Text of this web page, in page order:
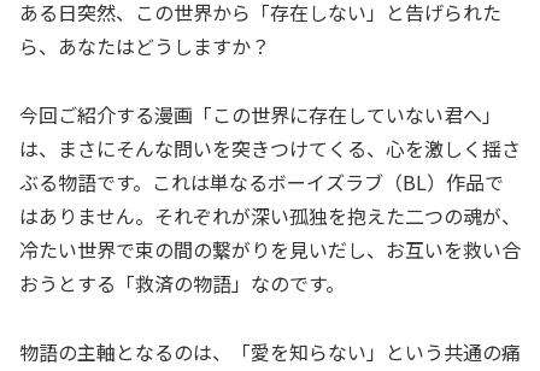
ある日突然、この世界から「存在しない」と告げられた
ら、あなたはどうしますか？
今回ご紹介する漫画「この世界に存在していない君へ」
は、まさにそんな問いを突きつけてくる、心を激しく揺さ
ぶる物語です。これは単なるボーイズラブ（BL）作品で
はありません。それぞれが深い孤独を抱えた二つの魂が、
冷たい世界で束の間の繋がりを見いだし、お互いを救い合
おうとする「救済の物語」なのです。
物語の主軸となるのは、「愛を知らない」という共通の痛